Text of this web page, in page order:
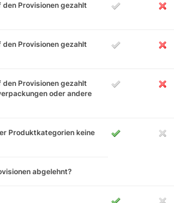
Provisionen gezahlt
Provisionen gezahlt
Provisionen gezahlt
oder andere
Produktkategorien keine
abgelehnt?